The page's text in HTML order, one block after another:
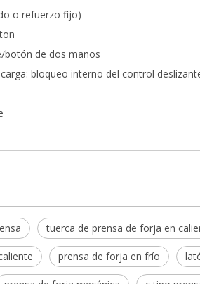
o refuerzo fijo)
botón de dos manos
bloqueo interno del control
tuerca de prensa de forja en
prensa de forja en frío